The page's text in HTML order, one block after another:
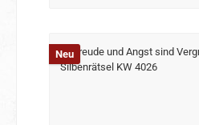
Neu